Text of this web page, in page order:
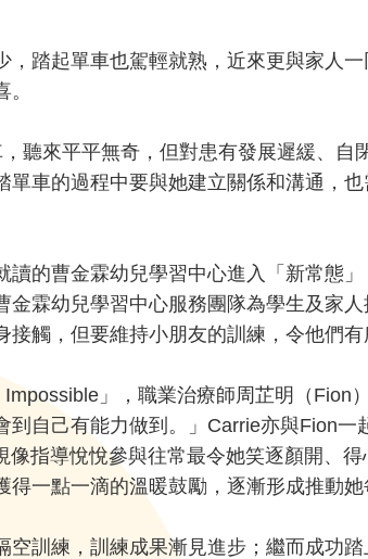
，踏起單車也駕輕就熟，近來更與家人
聽來平平無奇，但對患有發展遲緩、
單車的過程中要與她建立關係和溝通，
讀的曹金霖幼兒學習中心進入「新常態
霖幼兒學習中心服務團隊為學生及家
接觸，但要維持小朋友的訓練，令他們
」，職業治療師周芷明（Fion
到自己有能力做到。」Carrie亦與Fion
像指導悅悅參與往常最令她笑逐顏開、
得一點一滴的溫暖鼓勵，逐漸形成推動她
空訓練，訓練成果漸見進步；繼而成功